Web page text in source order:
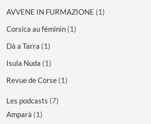
AVVENE IN FURMAZIONE (1)
Corsica au féminin (1)
Dà a Tarra (1)
Isula Nuda (1)
Revue de Corse (1)
Les podcasts (7)
Amparà (1)